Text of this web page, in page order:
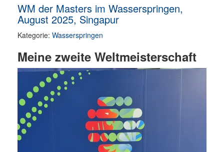
WM der Masters im Wasserspringen,
August 2025, Singapur
Kategorie: Wasserspringen
Meine zweite Weltmeisterschaft